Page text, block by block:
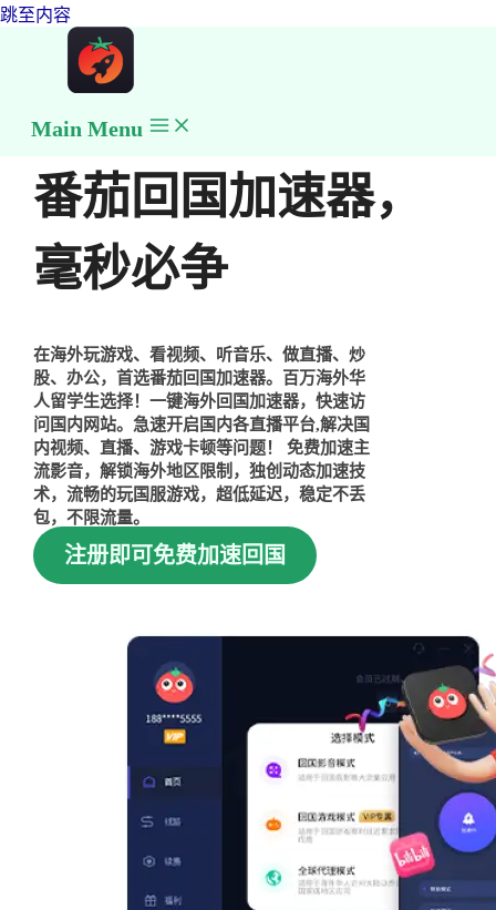
跳至内容
Main Menu
番茄回国加速器，
毫秒必争
在海外玩游戏、看视频、听音乐、做直播、炒
股、办公，首选番茄回国加速器。百万海外华
人留学生选择！一键海外回国加速器，快速访
问国内网站。急速开启国内各直播平台,解决国
内视频、直播、游戏卡顿等问题！ 免费加速主
流影音，解锁海外地区限制，独创动态加速技
术，流畅的玩国服游戏，超低延迟，稳定不丢
包，不限流量。
注册即可免费加速回国